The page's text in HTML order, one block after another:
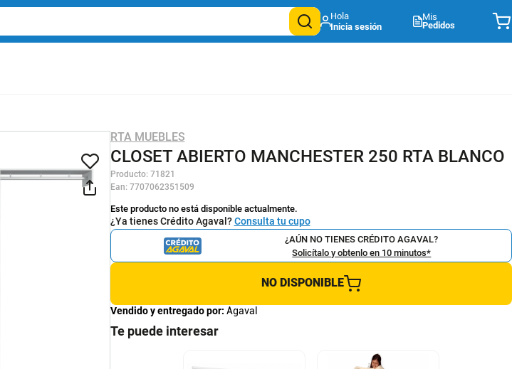
Mis
Pedidos
RTA MUEBLES
CLOSET ABIERTO MANCHESTER 250 RTA BLANCO
Producto: 71821
Ean: 7707062351509
Este producto no está disponible actualmente.
¿Ya tienes Crédito Agaval?Consulta tu cupo
¿AÚN NO TIENES CRÉDITO AGAVAL?
Solicítalo y obtenlo en 10 minutos*
NO DISPONIBLE
Vendido y entregado por: Agaval
Te puede interesar